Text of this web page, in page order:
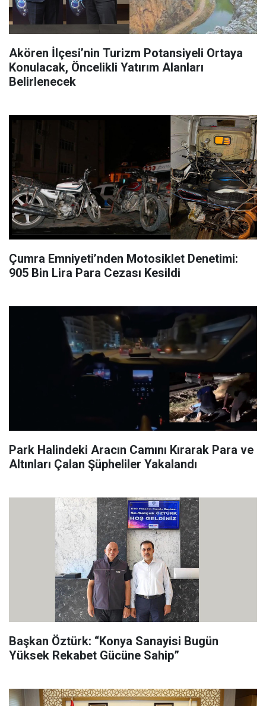
Akören İlçesi’nin Turizm Potansiyeli Ortaya
Konulacak, Öncelikli Yatırım Alanları
Belirlenecek
Çumra Emniyeti’nden Motosiklet Denetimi:
905 Bin Lira Para Cezası Kesildi
Park Halindeki Aracın Camını Kırarak Para ve
Altınları Çalan Şüpheliler Yakalandı
Başkan Öztürk: “Konya Sanayisi Bugün
Yüksek Rekabet Gücüne Sahip”